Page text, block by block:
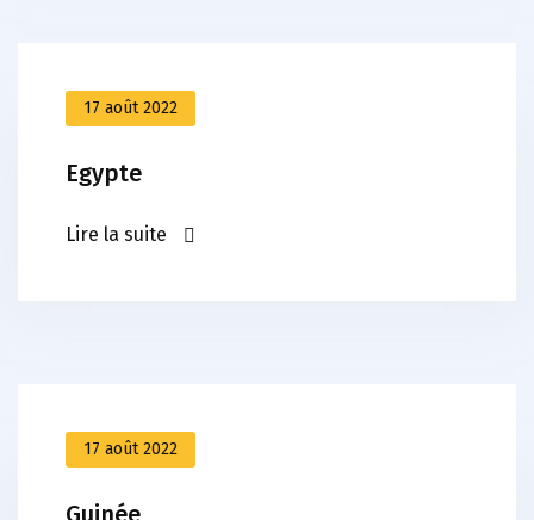
17 août 2022
Egypte
Lire la suite
17 août 2022
Guinée